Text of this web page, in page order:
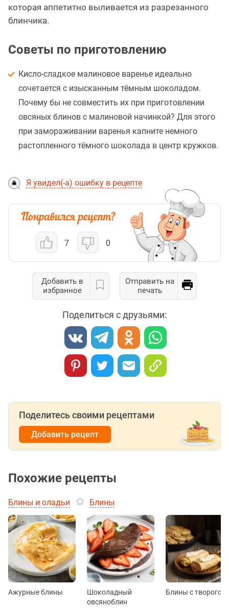
которая аппетитно выливается из разрезанного
блинчика.
Советы по приготовлению
Кисло-сладкое малиновое варенье идеально
сочетается с изысканным тёмным шоколадом.
Почему бы не совместить их при приготовлении
овсяных блинов с малиновой начинкой? Для этого
при замораживании варенья капните немного
растопленного тёмного шоколада в центр кружков.
Я увидел(-а) ошибку в рецепте
7 0
Добавить в
избранное
Отправить на
печать
Поделиться с друзьями:
Поделитесь своими рецептами
Добавить рецепт
Похожие рецепты
Блины и оладьи Блины
Ажурные блины
Шоколадный
овсяноблин
Блины с творогом